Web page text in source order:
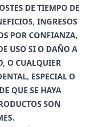
DE TIEMPO DE
INGRESOS
POR CONFIANZA,
USO SI O DAÑO A
O CUALQUIER
ESPECIAL O
QUE SE HAYA
SON